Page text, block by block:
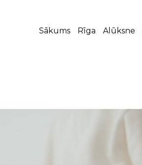
Sākums Rīga Alūksne